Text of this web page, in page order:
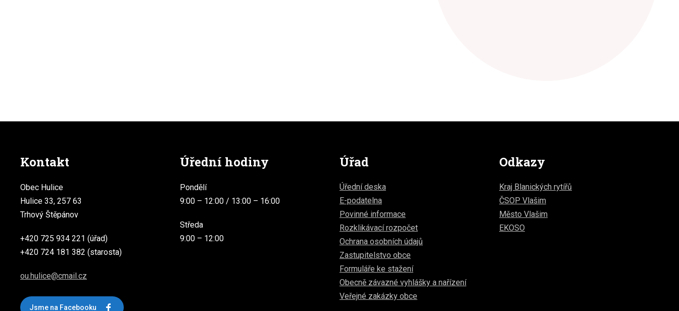
Kontakt
Obec Hulice
Hulice 33, 257 63
Trhový Štěpánov
+420 725 934 221 (úřad)
+420 724 181 382 (starosta)
ou.hulice@cmail.cz
Jsme na Facebooku
Úřední hodiny
Pondělí
9:00 – 12:00 / 13:00 – 16:00
Středa
9:00 – 12:00
Úřad
Úřední deska
E-podatelna
Povinné informace
Rozklikávací rozpočet
Ochrana osobních údajů
Zastupitelstvo obce
Formuláře ke stažení
Obecně závazné vyhlášky a nařízení
Veřejné zakázky obce
Odkazy
Kraj Blanických rytířů
ČSOP Vlašim
Město Vlašim
EKOSO